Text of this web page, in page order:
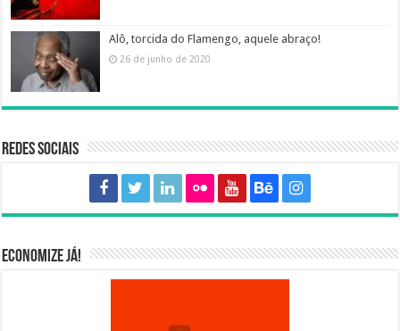
Alô, torcida do Flamengo, aquele abraço!
26 de junho de 2020
Redes sociais
Economize já!